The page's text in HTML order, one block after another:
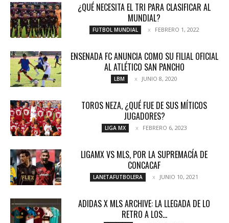
¿QUÉ NECESITA EL TRI PARA CLASIFICAR AL
MUNDIAL?
FUTBOL MUNDIAL FEBRERO 1, 2022
ENSENADA FC ANUNCIA COMO SU FILIAL OFICIAL
AL ATLÉTICO SAN PANCHO
LBM JUNIO 8, 2020
TOROS NEZA, ¿QUÉ FUE DE SUS MÍTICOS
JUGADORES?
LIGA MX FEBRERO 6, 2023
LIGAMX VS MLS, POR LA SUPREMACÍA DE
CONCACAF
LANETAFUTBOLERA JUNIO 10, 2021
ADIDAS X MLS ARCHIVE: LA LLEGADA DE LO
RETRO A LOS...